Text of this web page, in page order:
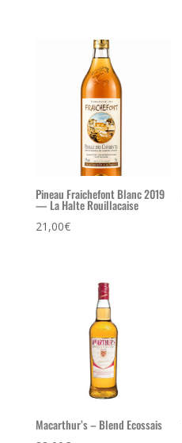
Pineau Fraichefont Blanc 2019
— La Halte Rouillacaise
21,00€
Macarthur’s – Blend Ecossais